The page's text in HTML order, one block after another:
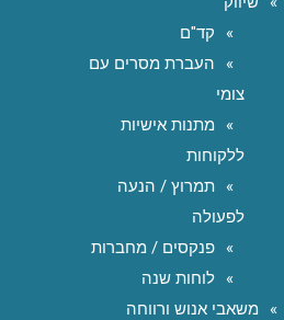
קד"ם
העברת מסרים עם
צומי
מתנות אישיות
ללקוחות
תמרוץ / הנעה
לפעולה
פנקסים / מחברות
לוחות שנה
משאבי אנוש ורווחה